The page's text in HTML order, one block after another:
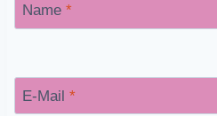
Name *
E-Mail *